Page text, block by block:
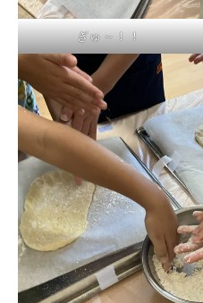
ぎゅ～！！